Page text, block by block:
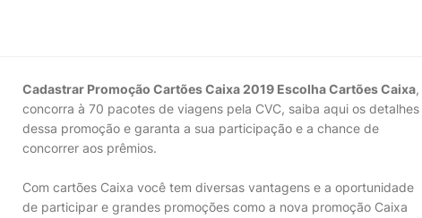
Cadastrar Promoção Cartões Caixa 2019 Escolha Cartões Caixa,
concorra à 70 pacotes de viagens pela CVC, saiba aqui os detalhes
dessa promoção e garanta a sua participação e a chance de
concorrer aos prêmios.
Com cartões Caixa você tem diversas vantagens e a oportunidade
de participar e grandes promoções como a nova promoção Caixa